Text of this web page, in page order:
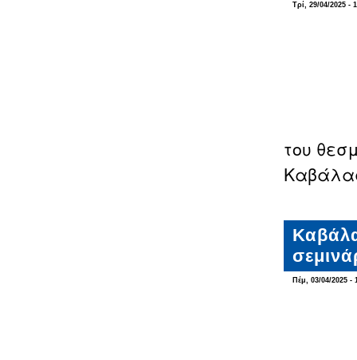
Τρί, 29/04/2025 -
του
Πέμ, 03/04/2025 -